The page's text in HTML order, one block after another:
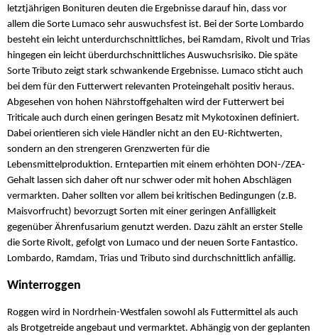
letztjährigen Bonituren deuten die Ergebnisse darauf hin, dass vor
allem die Sorte Lumaco sehr auswuchsfest ist. Bei der Sorte Lombardo
besteht ein leicht unterdurchschnittliches, bei Ramdam, Rivolt und Trias
hingegen ein leicht überdurchschnittliches Auswuchsrisiko. Die späte
Sorte Tributo zeigt stark schwankende Ergebnisse. Lumaco sticht auch
bei dem für den Futterwert relevanten Proteingehalt positiv heraus.
Abgesehen von hohen Nährstoffgehalten wird der Futterwert bei
Triticale auch durch einen geringen Besatz mit Mykotoxinen definiert.
Dabei orientieren sich viele Händler nicht an den EU-Richtwerten,
sondern an den strengeren Grenzwerten für die
Lebensmittelproduktion. Erntepartien mit einem erhöhten DON-/ZEA-
Gehalt lassen sich daher oft nur schwer oder mit hohen Abschlägen
vermarkten. Daher sollten vor allem bei kritischen Bedingungen (z.B.
Maisvorfrucht) bevorzugt Sorten mit einer geringen Anfälligkeit
gegenüber Ährenfusarium genutzt werden. Dazu zählt an erster Stelle
die Sorte Rivolt, gefolgt von Lumaco und der neuen Sorte Fantastico.
Lombardo, Ramdam, Trias und Tributo sind durchschnittlich anfällig.
Winterroggen
Roggen wird in Nordrhein-Westfalen sowohl als Futtermittel als auch
als Brotgetreide angebaut und vermarktet. Abhängig von der geplanten